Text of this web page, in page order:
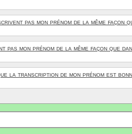
pas mon prénom de la même façon
mon prénom de la même façon que
la transcription de mon prénom est